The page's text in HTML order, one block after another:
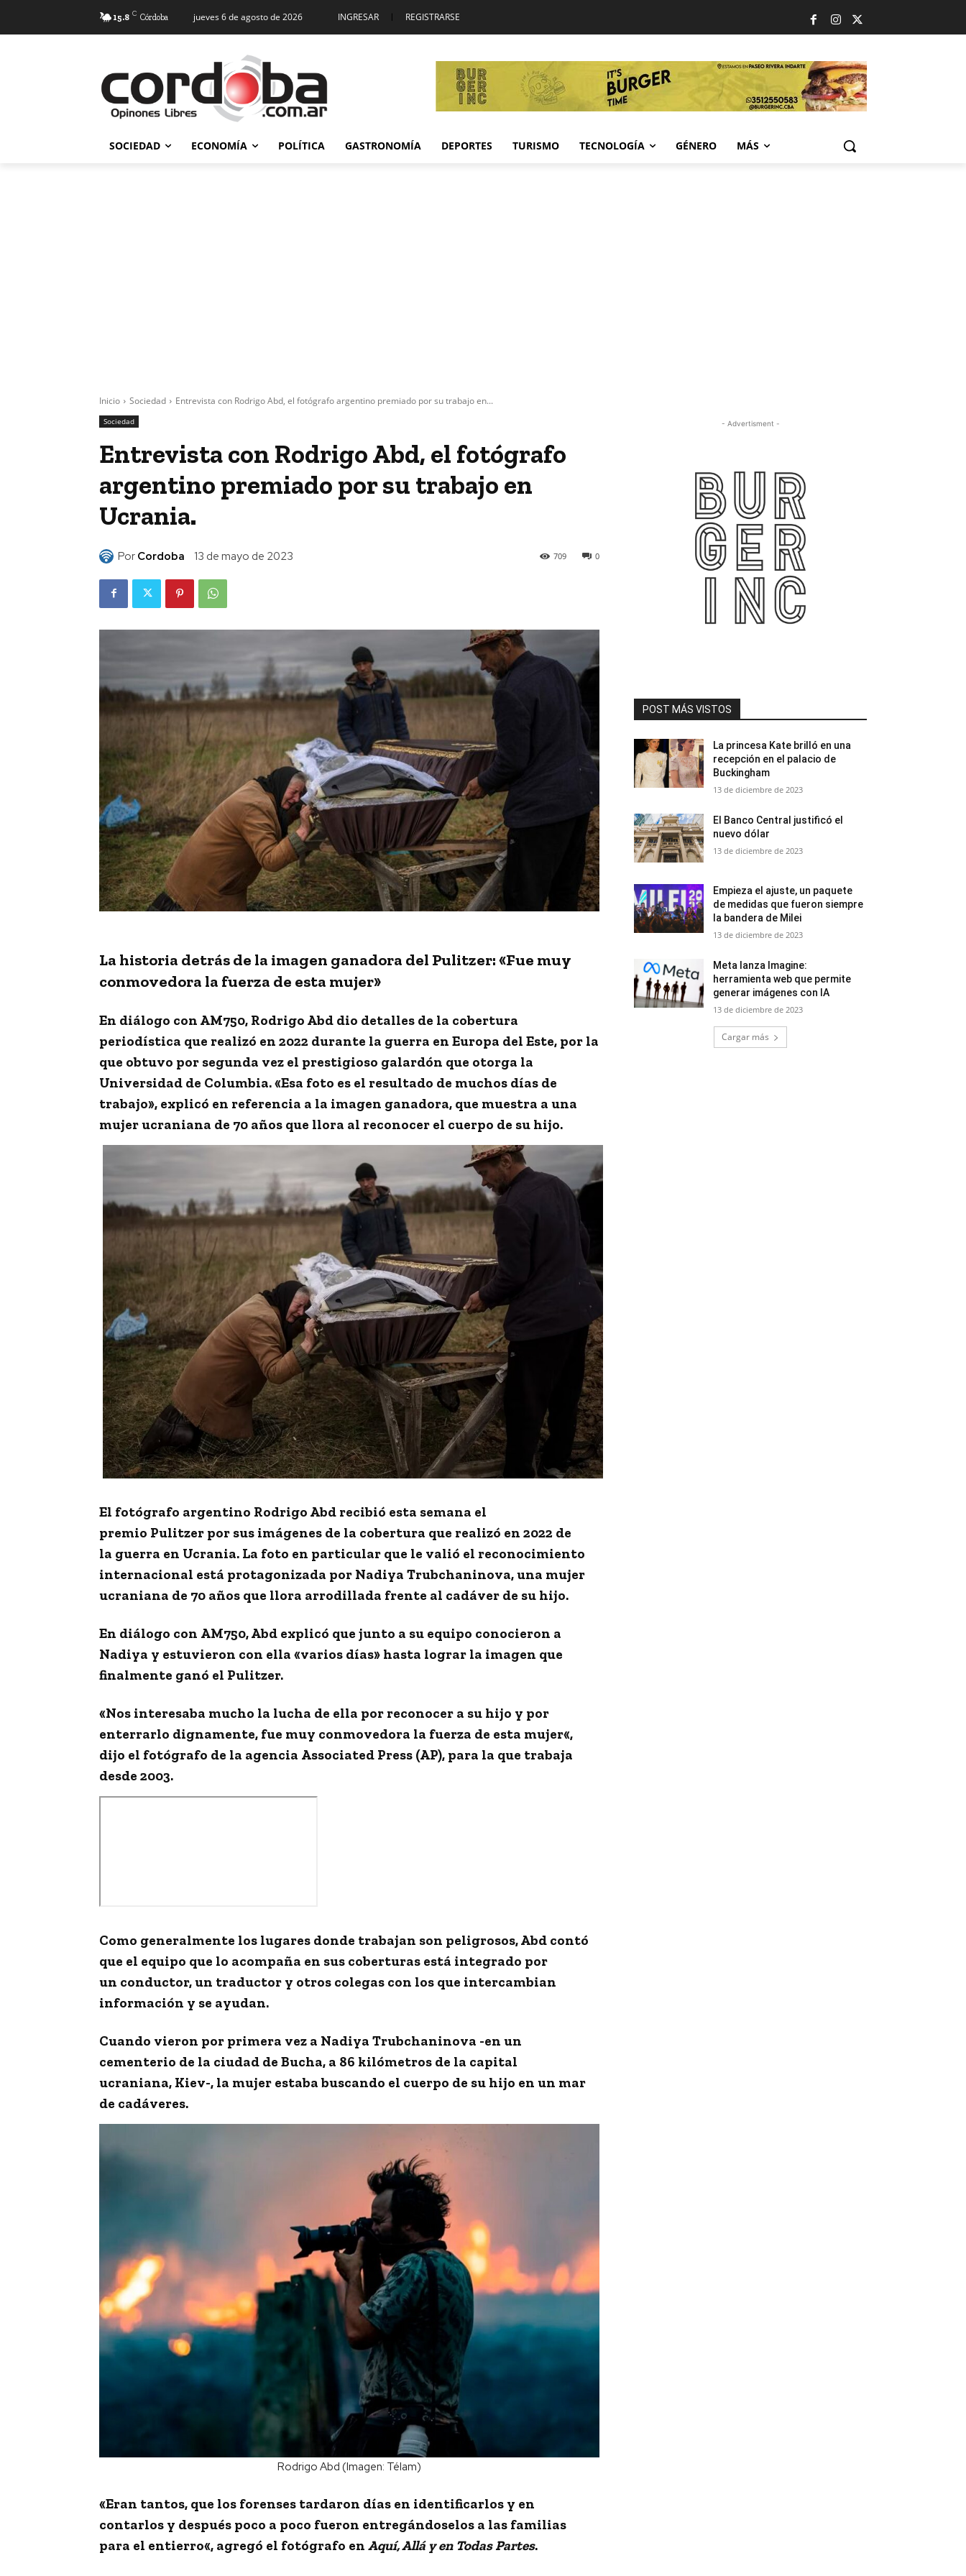
15.8 C Córdoba jueves 6 de agosto de 2026 INGRESAR | REGISTRARSE
SOCIEDAD ECONOMÍA POLÍTICA GASTRONOMÍA DEPORTES TURISMO TECNOLOGÍA GÉNERO MÁS
Inicio Sociedad Entrevista con Rodrigo Abd, el fotógrafo argentino premiado por su trabajo en...
Sociedad
Entrevista con Rodrigo Abd, el fotógrafo
argentino premiado por su trabajo en
Ucrania.
Por Cordoba 13 de mayo de 2023 0
709
La historia detrás de la imagen ganadora del Pulitzer: «Fue muy
conmovedora la fuerza de esta mujer»
En diálogo con AM750, Rodrigo Abd dio detalles de la cobertura
periodística que realizó en 2022 durante la guerra en Europa del Este, por la
que obtuvo por segunda vez el prestigioso galardón que otorga la
Universidad de Columbia. «Esa foto es el resultado de muchos días de
trabajo», explicó en referencia a la imagen ganadora, que muestra a una
mujer ucraniana de 70 años que llora al reconocer el cuerpo de su hijo.
El fotógrafo argentino Rodrigo Abd recibió esta semana el
premio Pulitzer por sus imágenes de la cobertura que realizó en 2022 de
la guerra en Ucrania. La foto en particular que le valió el reconocimiento
internacional está protagonizada por Nadiya Trubchaninova, una mujer
ucraniana de 70 años que llora arrodillada frente al cadáver de su hijo.
En diálogo con AM750, Abd explicó que junto a su equipo conocieron a
Nadiya y estuvieron con ella «varios días» hasta lograr la imagen que
finalmente ganó el Pulitzer.
«Nos interesaba mucho la lucha de ella por reconocer a su hijo y por
enterrarlo dignamente, fue muy conmovedora la fuerza de esta mujer«,
dijo el fotógrafo de la agencia Associated Press (AP), para la que trabaja
desde 2003.
Como generalmente los lugares donde trabajan son peligrosos, Abd contó
que el equipo que lo acompaña en sus coberturas está integrado por
un conductor, un traductor y otros colegas con los que intercambian
información y se ayudan.
Cuando vieron por primera vez a Nadiya Trubchaninova -en un
cementerio de la ciudad de Bucha, a 86 kilómetros de la capital
ucraniana, Kiev-, la mujer estaba buscando el cuerpo de su hijo en un mar
de cadáveres.
Rodrigo Abd (Imagen: Télam)
«Eran tantos, que los forenses tardaron días en identificarlos y en
contarlos y después poco a poco fueron entregándoselos a las familias
para el entierro«, agregó el fotógrafo en Aquí, Allá y en Todas Partes.
- Advertisment -
POST MÁS VISTOS
La princesa Kate brilló en una
recepción en el palacio de
Buckingham
13 de diciembre de 2023
El Banco Central justificó el
nuevo dólar
13 de diciembre de 2023
Empieza el ajuste, un paquete
de medidas que fueron siempre
la bandera de Milei
13 de diciembre de 2023
Meta lanza Imagine:
herramienta web que permite
generar imágenes con IA
13 de diciembre de 2023
Cargar más